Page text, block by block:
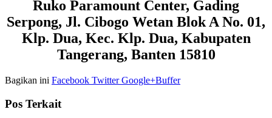
Ruko Paramount Center, Gading
Serpong, Jl. Cibogo Wetan Blok A No. 01,
Klp. Dua, Kec. Klp. Dua, Kabupaten
Tangerang, Banten 15810
Bagikan ini Facebook TwitterGoogle+Buffer
Pos Terkait